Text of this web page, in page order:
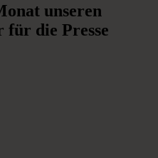
unseren
für die Presse